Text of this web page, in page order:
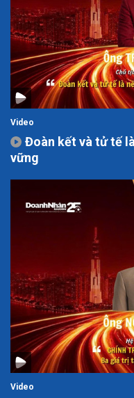
Video
Đoàn kết và tử tế
vững
Video